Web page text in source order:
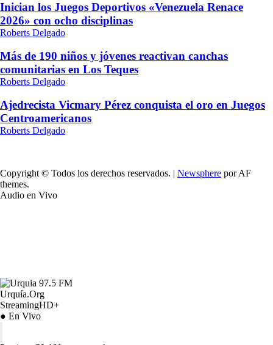
Inician los Juegos Deportivos «Venezuela Renace
2026» con ocho disciplinas
Roberts Delgado
Más de 190 niños y jóvenes reactivan canchas
comunitarias en Los Teques
Roberts Delgado
Ajedrecista Vicmary Pérez conquista el oro en Juegos
Centroamericanos
Roberts Delgado
Copyright © Todos los derechos reservados. | Newsphere por AF
themes.
Audio en Vivo
Urquía.Org
StreamingHD+
● En Vivo